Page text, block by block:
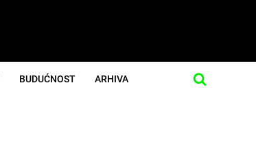
BUDUĆNOST ARHIVA